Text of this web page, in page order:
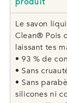
Le savon
Clean® Pois
laissant tes
• 93 % de
• Sans
• Sans
silicones ni